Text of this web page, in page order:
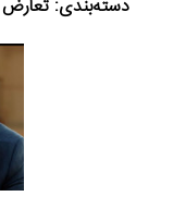
دسته‌بندی: